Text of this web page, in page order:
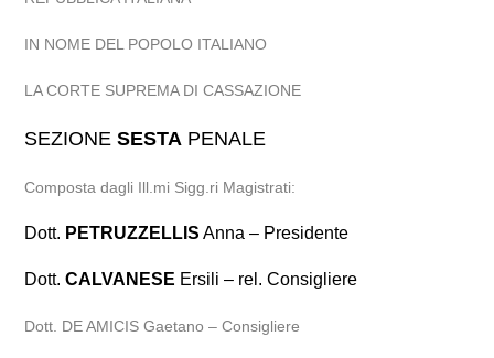
IN NOME DEL POPOLO ITALIANO
LA CORTE SUPREMA DI CASSAZIONE
SEZIONESESTA PENALE
Composta dagli Ill.mi Sigg.ri Magistrati:
Dott. PETRUZZELLIS Anna – Presidente
Dott.CALVANESE Ersili – rel. Consigliere
Dott. DE AMICIS Gaetano – Consigliere